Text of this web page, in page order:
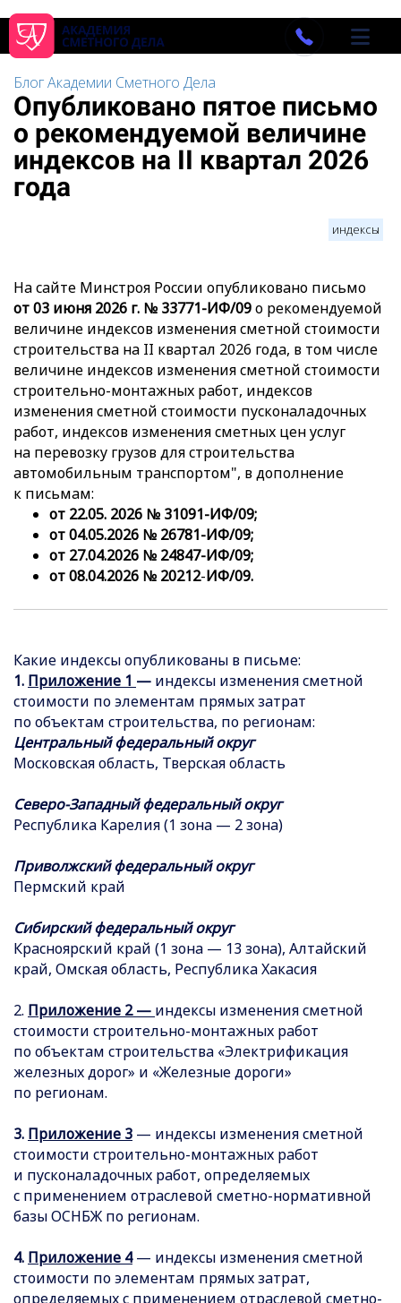
Блог Академии Сметного Дела
Опубликовано пятое письмо
о рекомендуемой величине
индексов на II квартал 2026
года
индексы
На сайте Минстроя России опубликовано письмо
от 03 июня 2026 г. № 33771-ИФ/09о рекомендуемой
величине индексов изменения сметной стоимости
строительства на II квартал 2026 года, в том числе
величине индексов изменения сметной стоимости
строительно-монтажных работ, индексов
изменения сметной стоимости пусконаладочных
работ, индексов изменения сметных цен услуг
на перевозку грузов для строительства
автомобильным транспортом", в дополнение
к письмам:
от 22.05. 2026 № 31091-ИФ/09;
от 04.05.2026 № 26781-ИФ/09;
от 27.04.2026 № 24847-ИФ/09;
от 08.04.2026 № 20212-ИФ/09.
Какие индексы опубликованы в письме:
1. Приложение 1 — индексы изменения сметной
стоимости по элементам прямых затрат
по объектам строительства, по регионам:
Центральный федеральный округ
Московская область, Тверская область
Северо-Западный федеральный округ
Республика Карелия (1 зона — 2 зона)
Приволжский федеральный округ
Пермский край
Сибирский федеральный округ
Красноярский край (1 зона — 13 зона), Алтайский
край, Омская область, Республика Хакасия
2. Приложение 2 — индексы изменения сметной
стоимости строительно-монтажных работ
по объектам строительства «Электрификация
железных дорог» и «Железные дороги»
по регионам.
3. Приложение 3 — индексы изменения сметной
стоимости строительно-монтажных работ
и пусконаладочных работ, определяемых
с применением отраслевой сметно-нормативной
базы ОСНБЖ по регионам.
4. Приложение 4— индексы изменения сметной
стоимости по элементам прямых затрат,
определяемых с применением отраслевой сметно-